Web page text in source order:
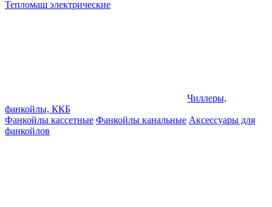
Тепломаш электрические
Чиллеры,
фанкойлы, ККБ
Фанкойлы кассетные Фанкойлы канальные Аксессуары для
фанкойлов